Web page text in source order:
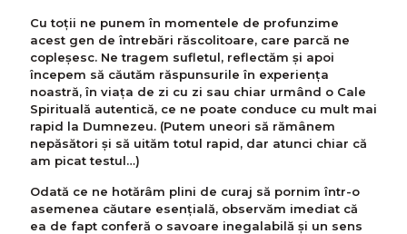
Cu toții ne punem în momentele de profunzime
acest gen de întrebări răscolitoare, care parcă ne
copleșesc. Ne tragem sufletul, reflectăm și apoi
începem să căutăm răspunsurile în experiența
noastră, în viața de zi cu zi sau chiar urmând o Cale
Spirituală autentică, ce ne poate conduce cu mult mai
rapid la Dumnezeu. (Putem uneori să rămânem
nepăsători și să uităm totul rapid, dar atunci chiar că
am picat testul…)
Odată ce ne hotărâm plini de curaj să pornim într-o
asemenea căutare esențială, observăm imediat că
ea de fapt conferă o savoare inegalabilă și un sens